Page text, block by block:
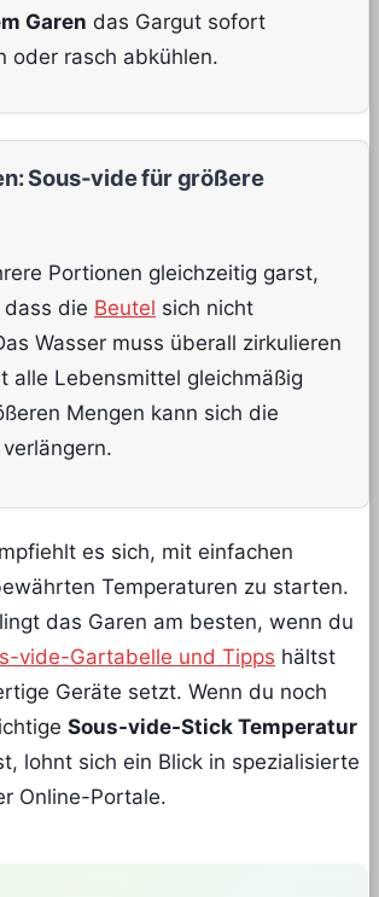
Garen das Gargut sofort
oder rasch abkühlen.
Sous-vide für größere
Portionen gleichzeitig garst,
die Beutel sich nicht
Wasser muss überall zirkulieren
alle Lebensmittel gleichmäßig
Mengen kann sich die
es sich, mit einfachen
Temperaturen zu starten.
das Garen am besten, wenn du
vide-Gartabelle und Tipps hältst
Geräte setzt. Wenn du noch
Sous-vide-Stick Temperatur
lohnt sich ein Blick in spezialisierte
Online-Portale.